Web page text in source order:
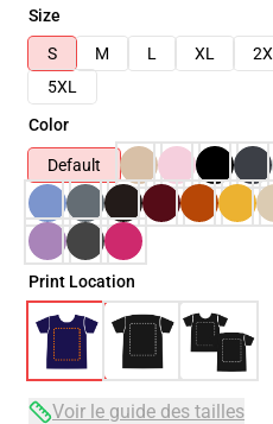
Size
S
M L XL
5XL
Color
Default
Print Location
Voir le guide des tailles